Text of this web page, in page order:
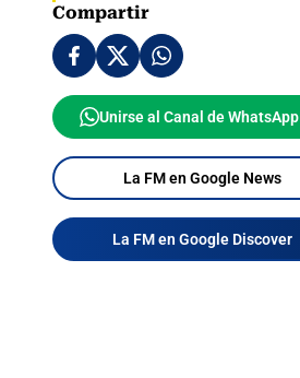
Compartir
Unirse al Canal de WhatsApp
La FM en Google News
La FM en Google Discover